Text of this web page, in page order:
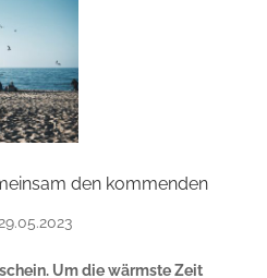
den kommenden
Um die wärmste Zeit